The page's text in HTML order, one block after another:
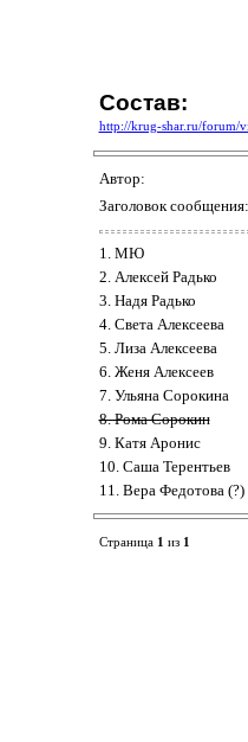
Состав:
http://krug-shar.ru/forum/
Автор:
Заголовок сообщения:
1. МЮ
2. Алексей Радько
3. Надя Радько
4. Света Алексеева
5. Лиза Алексеева
6. Женя Алексеев
7. Ульяна Сорокина
8. Рома Сорокин
9. Катя Аронис
10. Саша Терентьев
11. Вера Федотова (?)
Страница 1 из 1